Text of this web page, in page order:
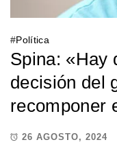
#Política
Spina: «Hay
decisión del
recomponer
26 AGOSTO, 2024